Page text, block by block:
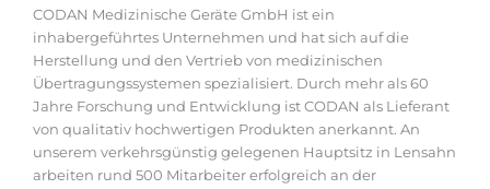
CODAN Medizinische Geräte GmbH ist ein
inhabergeführtes Unternehmen und hat sich auf die
Herstellung und den Vertrieb von medizinischen
Übertragungssystemen spezialisiert. Durch mehr als 60
Jahre Forschung und Entwicklung ist CODAN als Lieferant
von qualitativ hochwertigen Produkten anerkannt. An
unserem verkehrsgünstig gelegenen Hauptsitz in Lensahn
arbeiten rund 500 Mitarbeiter erfolgreich an der